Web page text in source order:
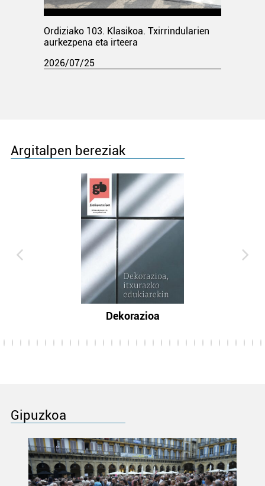
Ordiziako 103. Klasikoa. Txirrindularien
aurkezpena eta irteera
2026/07/25
Argitalpen bereziak
Dekorazioa
Gipuzkoa